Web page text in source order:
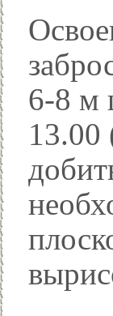
6-8 м
13.00